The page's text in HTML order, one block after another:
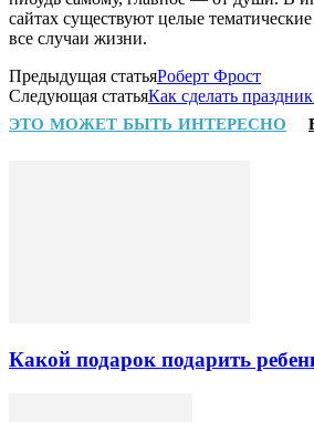
сайтах существуют целые
все случаи жизни.
Предыдущая статьяРоберт Фрост
Следующая статьяКак сделать
ЭТО МОЖЕТ БЫТЬ ИНТЕРЕСНО
Какой подарок подарить